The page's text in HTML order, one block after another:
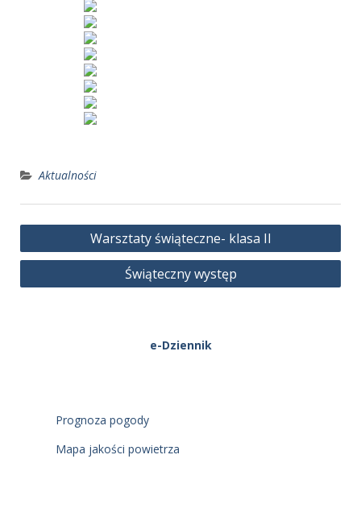
Aktualności
Nawigacja
wpisu
Warsztaty świąteczne- klasa II
Świąteczny występ
e-Dziennik
Prognoza pogody
Mapa jakości powietrza